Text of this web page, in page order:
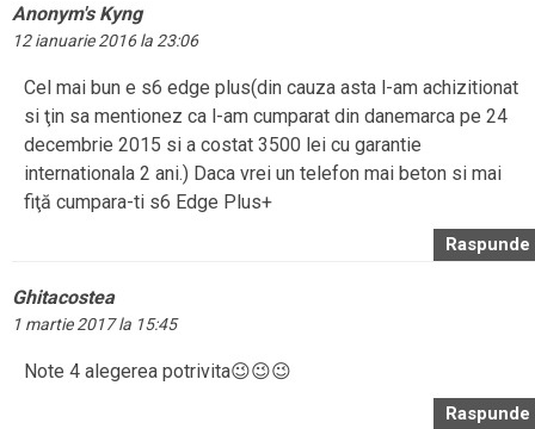
Anonym's Kyng
12 ianuarie 2016 la 23:06
Cel mai bun e s6 edge plus(din cauza asta l-am achizitionat
si ţin sa mentionez ca l-am cumparat din danemarca pe 24
decembrie 2015 si a costat 3500 lei cu garantie
internationala 2 ani.) Daca vrei un telefon mai beton si mai
fiţă cumpara-ti s6 Edge Plus+
Raspunde
Ghitacostea
1 martie 2017 la 15:45
Note 4 alegerea potrivita😉😉😉
Raspunde